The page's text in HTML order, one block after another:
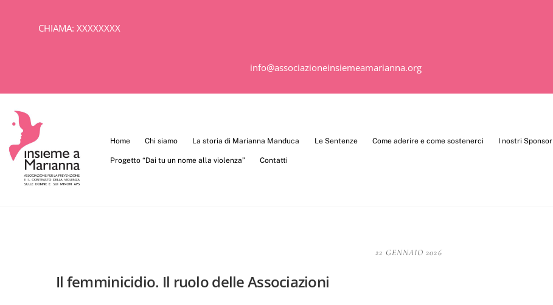
CHIAMA: XXXXXXXX
info@associazioneinsiemeamarianna.org
Home Chi siamo La storia di Marianna Manduca Le Sentenze Come aderire e come sostenerci I nostri Sponsor
Progetto “Dai tu un nome alla violenza” Contatti
22 GENNAIO 2026
Il femminicidio. Il ruolo delle Associazioni